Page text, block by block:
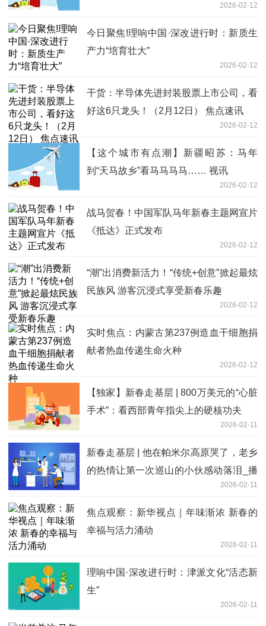
2026-02-12
今日聚焦!理响中国·深改进行时：新质生
产力“培育壮大”
2026-02-12
干货：半导体先进封装股票上市公司，看
好这6只龙头！（2月12日） 焦点速讯
2026-02-12
【这个城市有点潮】新疆昭苏：马年
到“天马故乡”看马马马马…… 视讯
2026-02-12
战马贺春！中国军队马年新春主题网宣片
《抵达》正式发布
2026-02-12
“潮”出消费新活力！“传统+创意”掀起最炫
民族风 游客沉浸式享受新春乐趣
2026-02-12
实时焦点：内蒙古第237例造血干细胞捐
献者热血传递生命火种
2026-02-12
【独家】新春走基层 | 800万美元的“心脏
手术”：看西部青年指尖上的硬核功夫
2026-02-11
新春走基层 | 他在帕米尔高原哭了，老乡
的热情让第一次巡山的小伙感动落泪_播
2026-02-11
焦点观察：新华视点｜年味渐浓 新春的
幸福与活力涌动
2026-02-11
理响中国·深改进行时：津派文化“活态新
生”
2026-02-11